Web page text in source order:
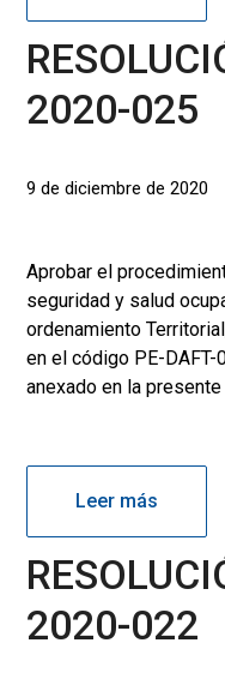
2020-025
9 de diciembre de 2020
Aprobar el
seguridad y salud
ordenamiento
en el código PE-
anexado en la
Leer más
2020-022